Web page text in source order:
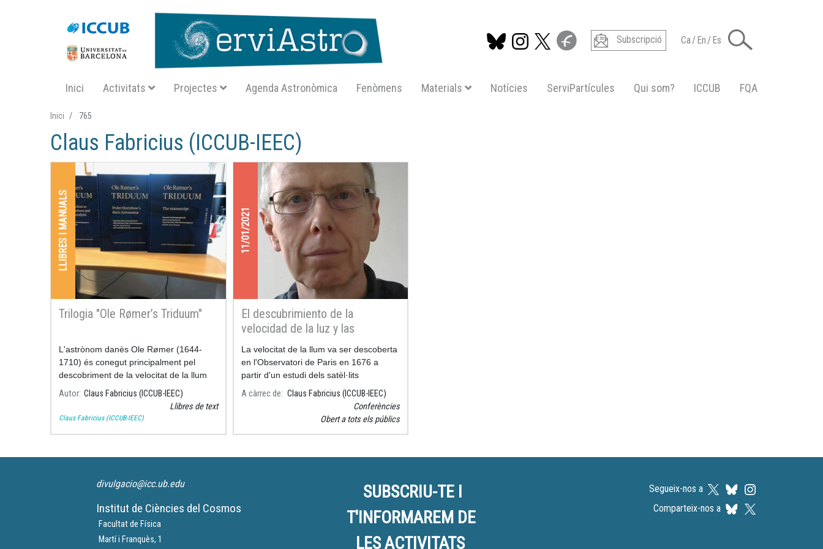
Subscripció Ca/En/Es
Navegació principal SA
Inici Activitats Projectes Agenda Astronòmica Fenòmens Materials Notícies ServiPartícules Qui som? ICCUB FQA
Inici 765
Claus Fabricius (ICCUB-IEEC)
LLIBRES I MANUALS
Trilogia "Ole Rømer’s Triduum"
L'astrònom danès Ole Rømer (1644-
1710) és conegut principalment pel
descobriment de la velocitat de la llum
Autor Claus Fabricius (ICCUB-IEEC)
Llibres de text
Claus Fabricius (ICCUB-IEEC)
11/01/2021
El descubrimiento de la
velocidad de la luz y las
implicaciones de Rømer y
Cassini
La velocitat de la llum va ser descoberta
en l'Observatori de Paris en 1676 a
partir d'un estudi dels satèl·lits
A càrrec de
Claus Fabricius (ICCUB-IEEC)
Conferències
Obert a tots els públics
divulgacio@icc.ub.edu
Institut de Ciències del Cosmos
Facultat de Física
Martí i Franquès, 1
SUBSCRIU-TE I
T'INFORMAREM DE
LES ACTIVITATS
Segueix-nos a
Comparteix-nos a